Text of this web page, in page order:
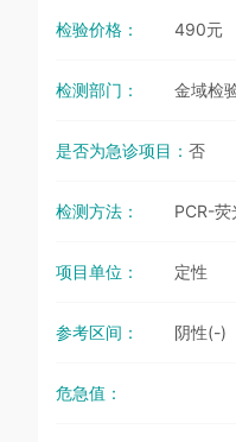
检验价格： 490元
检测部门： 金域检
是否为急诊项目： 否
检测方法： PCR-
项目单位： 定性
参考区间： 阴性(-)
危急值：